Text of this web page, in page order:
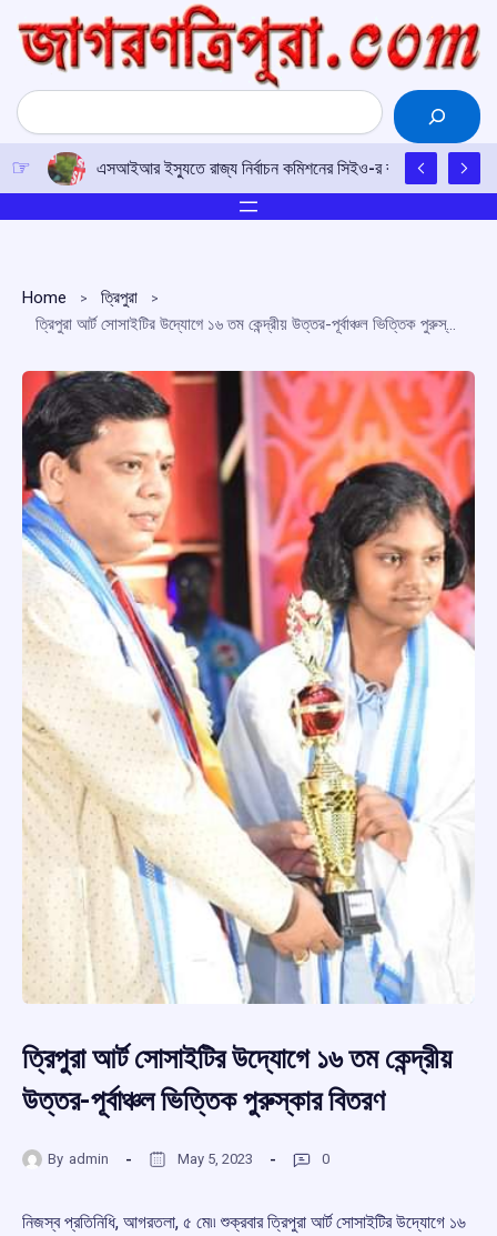
content
Search
এসআইআর ইস্যুতে রাজ্য নির্বাচন কমিশনের সিইও-র কাছে
Home
ত্রিপুরা
ত্রিপুরা আর্ট সোসাইটির উদ্যোগে ১৬ তম কেন্দ্রীয় উত্তর-পূর্বাঞ্চল ভিত্তিক পুরুস্কার বিতরণ
ত্রিপুরা আর্ট সোসাইটির উদ্যোগে ১৬ তম কেন্দ্রীয়
উত্তর-পূর্বাঞ্চল ভিত্তিক পুরুস্কার বিতরণ
By admin May 5, 2023 0
নিজস্ব প্রতিনিধি, আগরতলা, ৫ মে৷৷ শুক্রবার ত্রিপুরা আর্ট সোসাইটির উদ্যোগে ১৬